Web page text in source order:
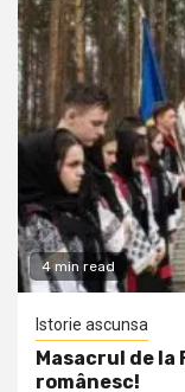
4 min read
Istorie ascunsa
Masacrul de
românesc!